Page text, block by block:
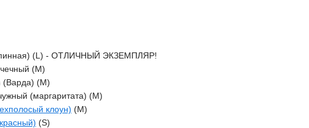
(L) - ОТЛИЧНЫЙ ЭКЗЕМПЛЯР!
(M)
(Варда) (M)
(маргаритата) (M)
клоун) (M)
(S)